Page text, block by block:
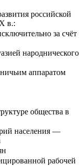
российской
в.:
за счёт
народнического
аппаратом
общества в
населения —
рабочей